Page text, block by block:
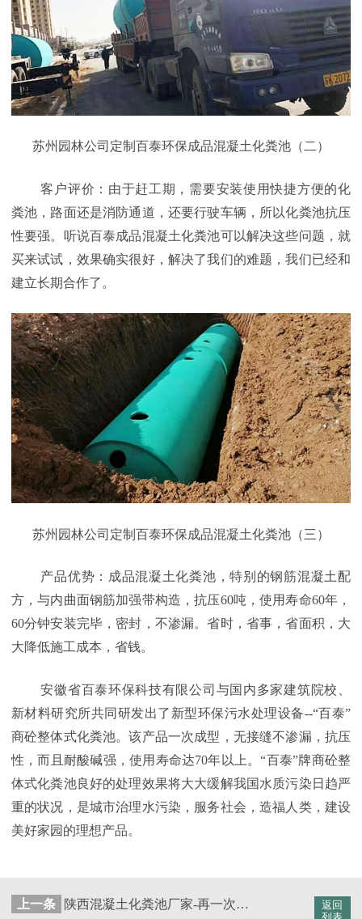
苏州园林公司定制百泰环保成品混凝土化粪池（二）
客户评价：由于赶工期，需要安装使用快捷方便的化
粪池，路面还是消防通道，还要行驶车辆，所以化粪池抗压
性要强。听说百泰成品混凝土化粪池可以解决这些问题，就
买来试试，效果确实很好，解决了我们的难题，我们已经和
建立长期合作了。
苏州园林公司定制百泰环保成品混凝土化粪池（三）
产品优势：成品混凝土化粪池，特别的钢筋混凝土配
方，与内曲面钢筋加强带构造，抗压60吨，使用寿命60年，
60分钟安装完毕，密封，不渗漏。省时，省事，省面积，大
大降低施工成本，省钱。
安徽省百泰环保科技有限公司与国内多家建筑院校、
新材料研究所共同研发出了新型环保污水处理设备--“百泰”
商砼整体式化粪池。该产品一次成型，无接缝不渗漏，抗压
性，而且耐酸碱强，使用寿命达70年以上。“百泰”牌商砼整
体式化粪池良好的处理效果将大大缓解我国水质污染日趋严
重的状况，是城市治理水污染，服务社会，造福人类，建设
美好家园的理想产品。
返回
上一条 陕西混凝土化粪池厂家-再一次合作莱琛公司[百泰环保]